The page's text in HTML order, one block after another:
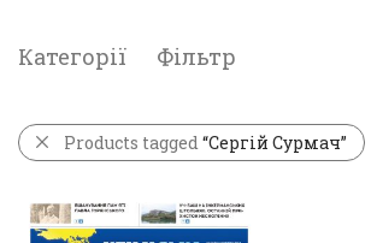
Категорії Фільтр
Products tagged“Сергій Сурмач”